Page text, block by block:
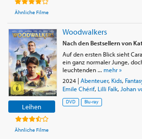
Ähnliche Filme
Leihen
Ähnliche Filme
Woodwalkers
Nach den Bestsellern von
Auf den ersten Blick sieht
ein ganz normaler Junge,
leuchtenden ... mehr »
2024| Abenteuer, Kids,
Emile Chérif, Lilli Falk, Johan
DVD Blu-ray